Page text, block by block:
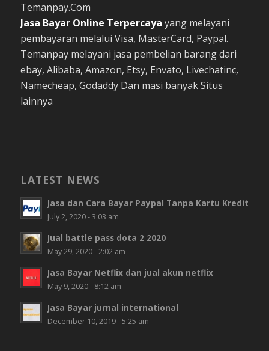
Temanpay.Com
Jasa Bayar Online Terpercaya yang melayani
pembayaran melalui Visa, MasterCard, Paypal.
Temanpay melayani jasa pembelian barang dari
ebay, Alibaba, Amazon, Etsy, Envato, Livechatinc,
Namecheap, Godaddy Dan masi banyak Situs
lainnya
LATEST NEWS
Jasa dan Cara Bayar Paypal Tanpa Kartu Kredit
July 2, 2020 - 3:03 am
Jual battle pass dota 2 2020
May 29, 2020 - 2:02 am
Jasa Bayar Netflix dan jual akun netflix
May 9, 2020 - 8:12 am
Jasa Bayar jurnal international
December 10, 2019 - 5:25 am